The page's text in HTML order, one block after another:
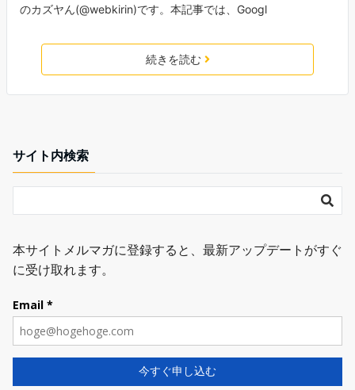
のカズヤん(@webkirin)です。本記事では、Googl
続きを読む
サイト内検索